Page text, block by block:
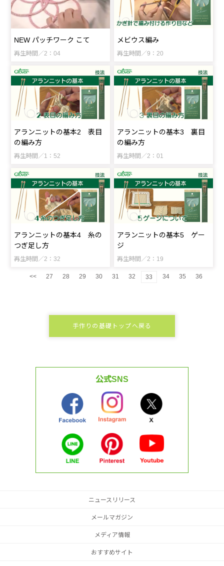
NEW パッチワーク こて
再生時間／2：04
メビウス編み
再生時間／9：20
アランニットの基本2 表目
の編み方
再生時間／1：52
アランニットの基本3 裏目
の編み方
再生時間／2：01
アランニットの基本4 糸の
つぎ足し方
再生時間／2：32
アランニットの基本5 ゲー
ジ
再生時間／2：19
<< 27 28 29 30 31 32 33 34 35 36
手作りの基礎トップへ戻る
公式SNS
ニュースリリース
メールマガジン
メディア情報
おすすめサイト